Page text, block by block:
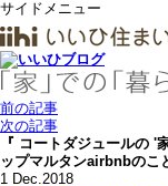
サイドメニュー
前の記事
次の記事
『 コートダジュールの '
ップマルタンairbnbのこ
1 Dec.2018